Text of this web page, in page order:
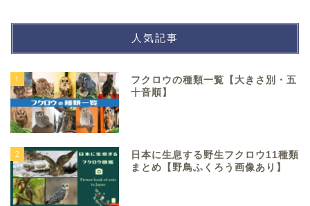
人気記事
1
フクロウの種類一覧【大きさ別・五
十音順】
2
日本に生息する野生フクロウ11種類
まとめ【野鳥ふくろう画像あり】